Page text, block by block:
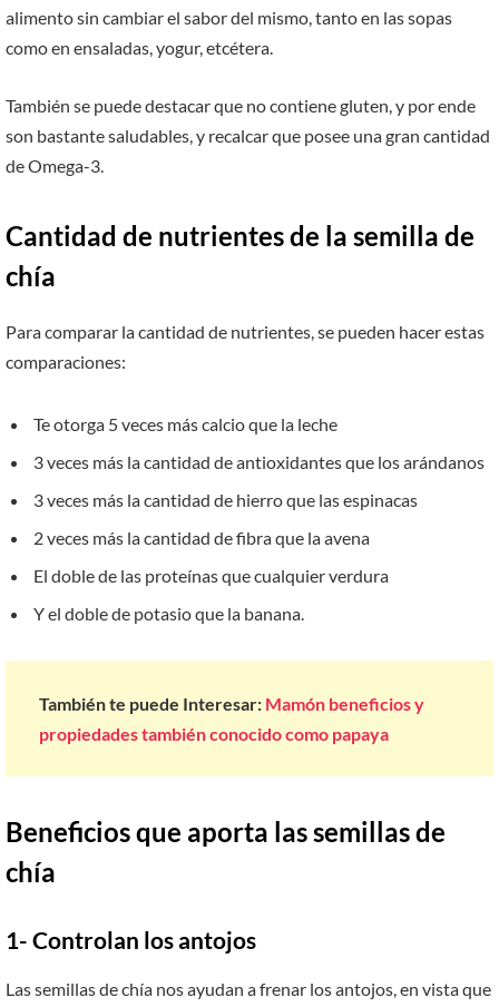
alimento sin cambiar el sabor del mismo, tanto en las sopas
como en ensaladas, yogur, etcétera.
También se puede destacar que no contiene gluten, y por ende
son bastante saludables, y recalcar que posee una gran cantidad
de Omega-3.
Cantidad de nutrientes de la semilla de
chía
Para comparar la cantidad de nutrientes, se pueden hacer estas
comparaciones:
Te otorga 5 veces más calcio que la leche
3 veces más la cantidad de antioxidantes que los arándanos
3 veces más la cantidad de hierro que las espinacas
2 veces más la cantidad de fibra que la avena
El doble de las proteínas que cualquier verdura
Y el doble de potasio que la banana.
También te puede Interesar: Mamón beneficios y
propiedades también conocido como papaya
Beneficios que aporta las semillas de
chía
1- Controlan los antojos
Las semillas de chía nos ayudan a frenar los antojos, en vista que